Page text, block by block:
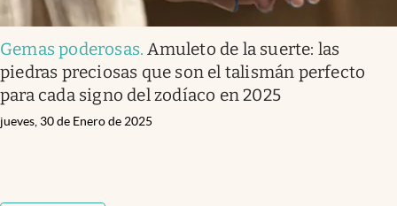
Gemas poderosas.Amuleto de la suerte: las
piedras preciosas que son el talismán perfecto
para cada signo del zodíaco en 2025
jueves, 30 de Enero de 2025